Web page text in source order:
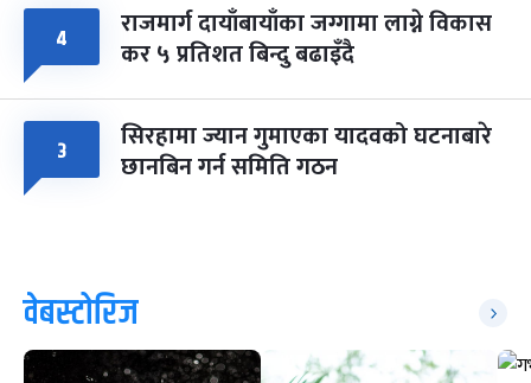
४ राजमार्ग दायाँबायाँका जग्गामा लाग्ने विकास
कर ५ प्रतिशत बिन्दु बढाइँदै
३ सिरहामा ज्यान गुमाएका यादवको घटनाबारे
छानबिन गर्न समिति गठन
वेबस्टोरिज